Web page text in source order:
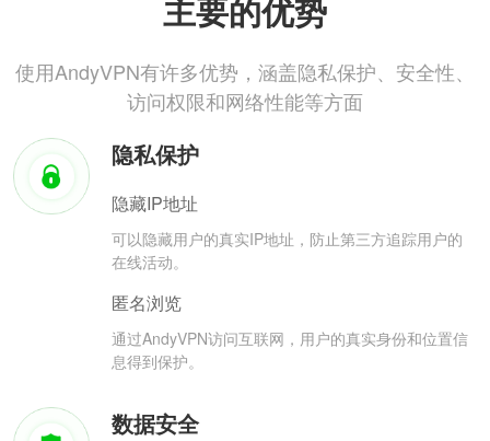
主要的优势
使用AndyVPN有许多优势，涵盖隐私保护、安全性、
访问权限和网络性能等方面
隐私保护
隐藏IP地址
可以隐藏用户的真实IP地址，防止第三方追踪用户的
在线活动。
匿名浏览
通过AndyVPN访问互联网，用户的真实身份和位置信
息得到保护。
数据安全